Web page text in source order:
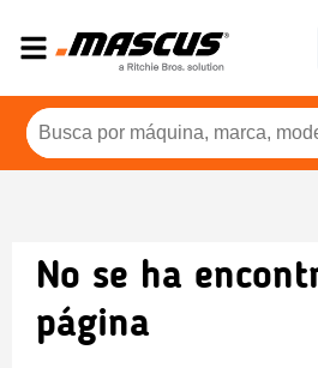
No se ha
página